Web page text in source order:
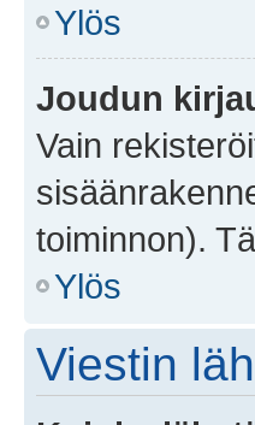
Ylös
Joudun
Vain
toiminnon).
Ylös
Viestin